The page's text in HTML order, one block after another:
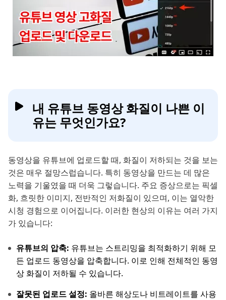
내 유튜브 동영상 화질이 나쁜 이
유는 무엇인가요?
동영상을 유튜브에 업로드할 때, 화질이 저하되는 것을 보는
것은 매우 절망스럽습니다. 특히 동영상을 만드는 데 많은
노력을 기울였을 때 더욱 그렇습니다. 주요 증상으로는 픽셀
화, 흐릿한 이미지, 전반적인 저화질이 있으며, 이는 열악한
시청 경험으로 이어집니다. 이러한 현상의 이유는 여러 가지
가 있습니다:
유튜브의 압축: 유튜브는 스트리밍을 최적화하기 위해 모
든 업로드 동영상을 압축합니다. 이로 인해 전체적인 동영
상 화질이 저하될 수 있습니다.
잘못된 업로드 설정: 올바른 해상도나 비트레이트를 사용